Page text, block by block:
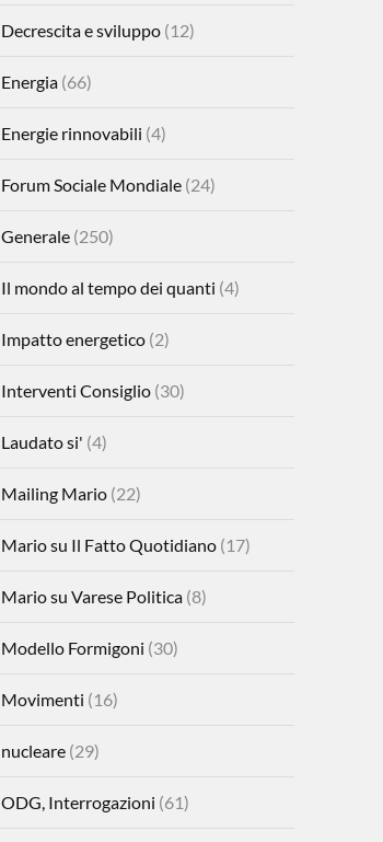
Decrescita e sviluppo(12)
Energia(66)
Energie rinnovabili (4)
Forum Sociale Mondiale(24)
Generale(250)
Il mondo al tempo dei quanti (4)
Impatto energetico(2)
Interventi Consiglio(30)
Laudato si' (4)
Mailing Mario(22)
Mario su Il Fatto Quotidiano(17)
Mario su Varese Politica(8)
Modello Formigoni (30)
Movimenti (16)
nucleare(29)
ODG, Interrogazioni (61)